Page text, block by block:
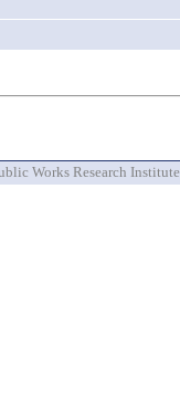
Works Research Institute